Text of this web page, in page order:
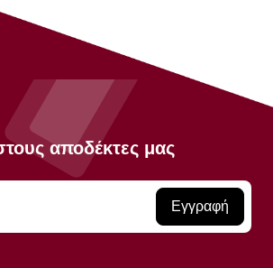
αποδέκτες μας
Εγγραφή